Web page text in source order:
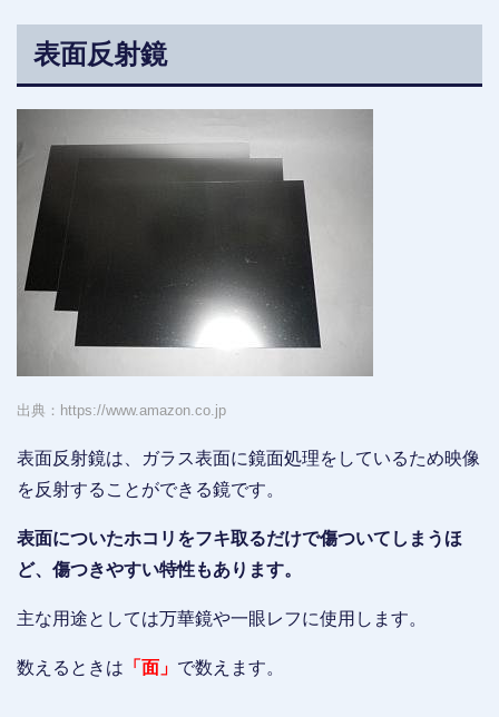
表面反射鏡
出典：https://www.amazon.co.jp
表面反射鏡は、ガラス表面に鏡面処理をしているため映像
を反射することができる鏡です。
表面についたホコリをフキ取るだけで傷ついてしまうほ
ど、傷つきやすい特性もあります。
主な用途としては万華鏡や一眼レフに使用します。
数えるときは 「面」 で数えます。